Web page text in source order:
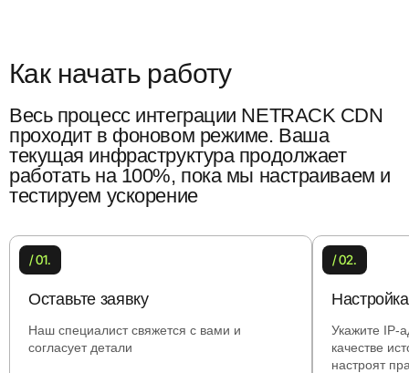
Как начать работу
Весь процесс интеграции NETRACK CDN
проходит в фоновом режиме. Ваша
текущая инфраструктура продолжает
работать на 100%, пока мы настраиваем и
тестируем ускорение
/ 01.
Оставьте заявку
Наш специалист свяжется с вами и
согласует детали
/ 02.
Укажите IP-
качестве
настроят